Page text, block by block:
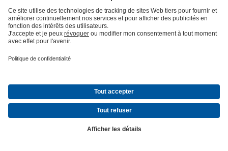
4STK
Pour la gamme de pompes Amarex KRT. Garniture cartouche
compensée, construction stationnaire. Circulation optimale du
refroidissement grâce à une roue intégrée.
Détails